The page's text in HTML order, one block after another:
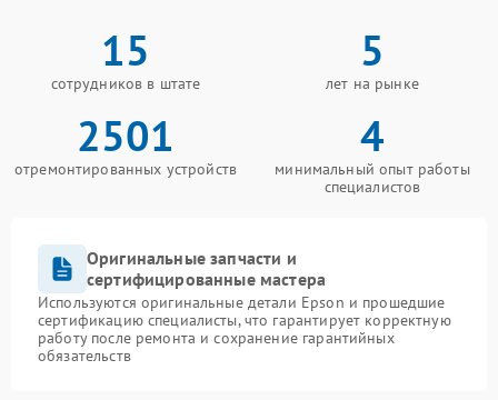
15
сотрудников в штате
5
лет на рынке
2501
отремонтированных устройств
4
минимальный опыт работы
специалистов
Оригинальные запчасти и
сертифицированные мастера
Используются оригинальные детали Epson и прошедшие
сертификацию специалисты, что гарантирует корректную
работу после ремонта и сохранение гарантийных
обязательств